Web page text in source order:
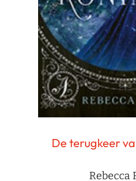
De terugkeer
Rebecca